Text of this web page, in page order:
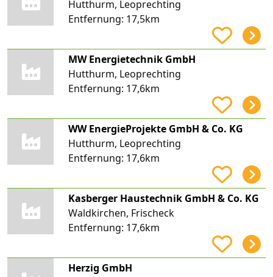
Hutthurm, Leoprechting
Entfernung: 17,5km
MW Energietechnik GmbH
Hutthurm, Leoprechting
Entfernung: 17,6km
WW EnergieProjekte GmbH & Co. KG
Hutthurm, Leoprechting
Entfernung: 17,6km
Kasberger Haustechnik GmbH & Co. KG
Waldkirchen, Frischeck
Entfernung: 17,6km
Herzig GmbH